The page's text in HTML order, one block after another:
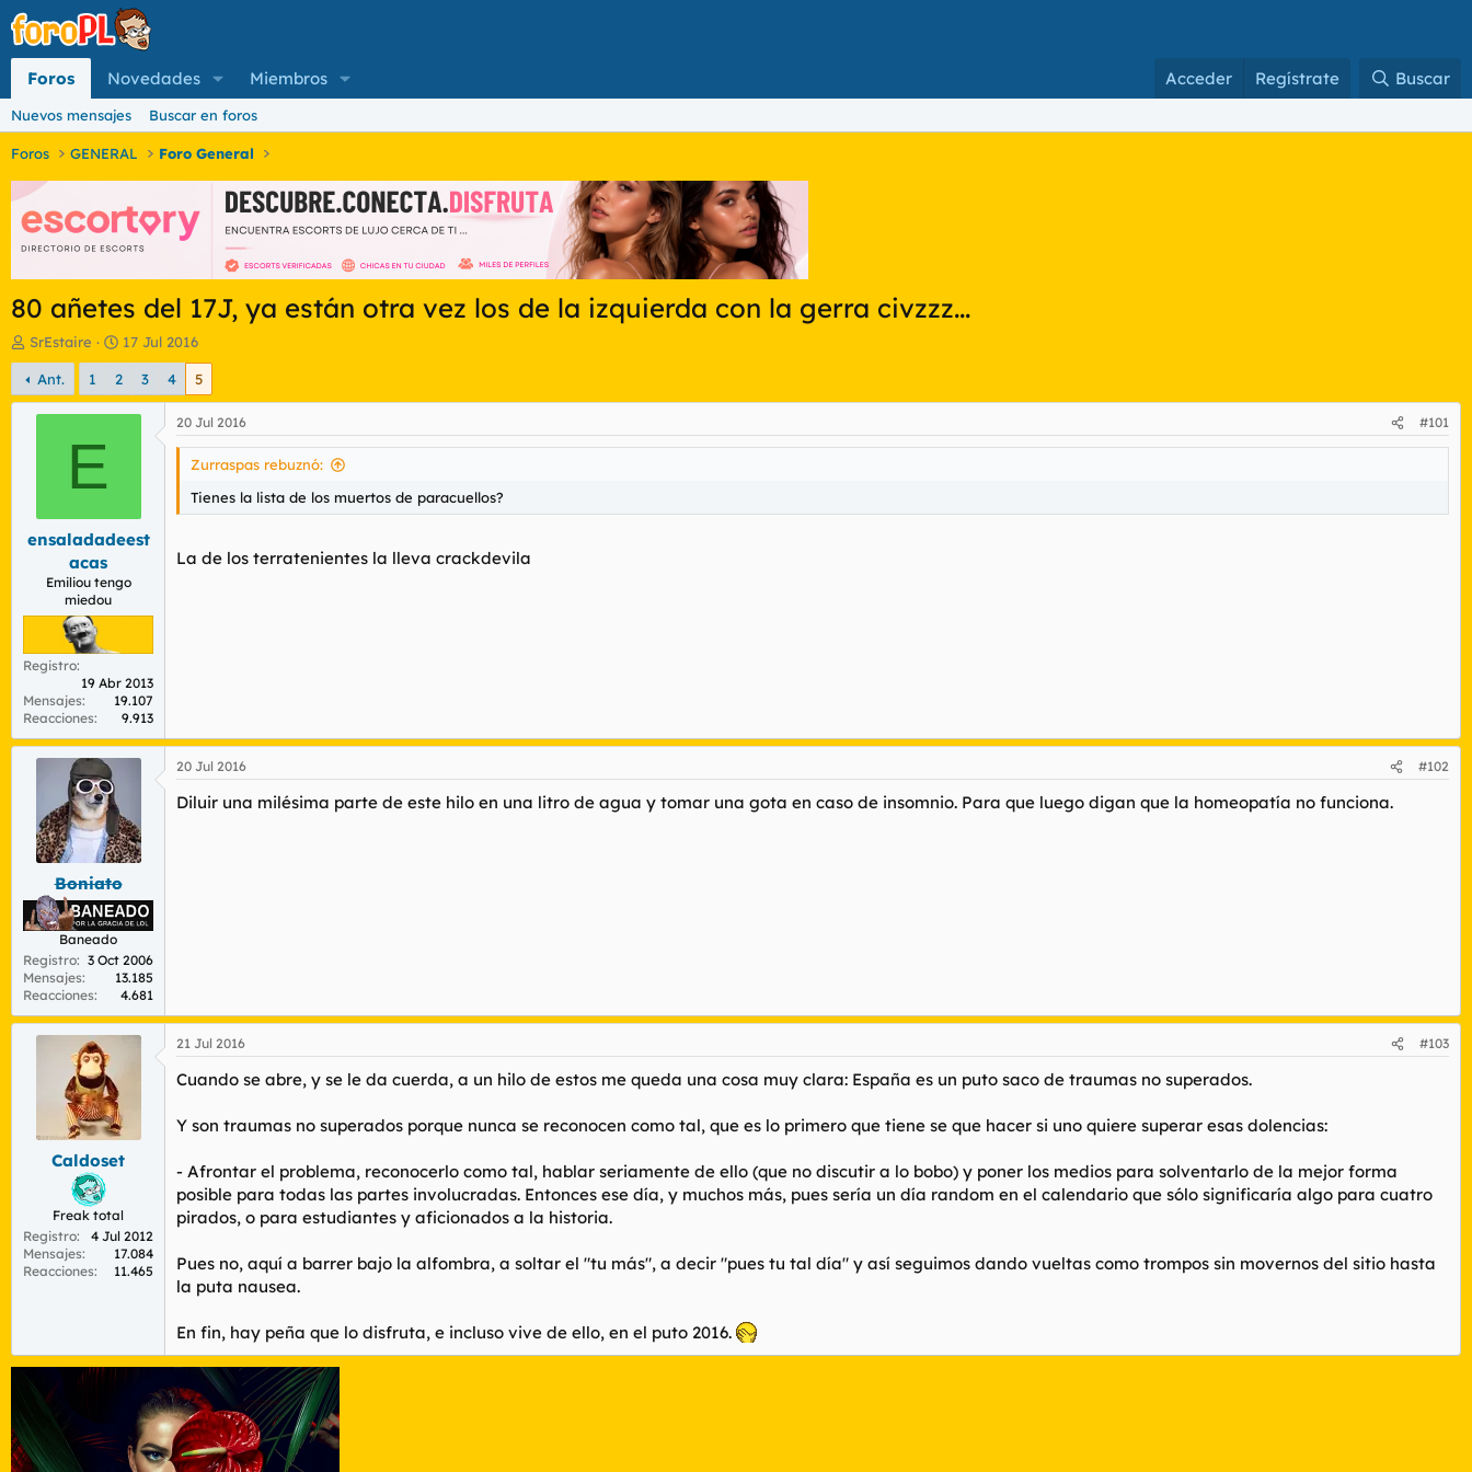
Foros Novedades Miembros Acceder Regístrate Buscar
Nuevos mensajes Buscar en foros
Foros GENERAL Foro General
80 añetes del 17J, ya están otra vez los de la izquierda con la gerra civzzz...
I
n
i
c
d
e
m
SrEstaire
F
e
c
h
a
i
c
o
17 Jul 2016
Ant. 1 2 3 4 5
E
ensaladadeest
acas
Emiliou tengo
miedou
Registro
19 Abr 2013
Mensajes
19.107
Reacciones
9.913
20 Jul 2016 #101
Zurraspas rebuznó:
Tienes la lista de los muertos de paracuellos?
La de los terratenientes la lleva crackdevila
Boniato
Baneado
Registro
3 Oct 2006
Mensajes
13.185
Reacciones
4.681
20 Jul 2016 #102
Diluir una milésima parte de este hilo en una litro de agua y tomar una gota en caso de insomnio. Para que luego digan que la homeopatía no funciona.
Caldoset
Freak total
Registro
4 Jul 2012
Mensajes
17.084
Reacciones
11.465
21 Jul 2016 #103
Cuando se abre, y se le da cuerda, a un hilo de estos me queda una cosa muy clara: España es un puto saco de traumas no superados.
Y son traumas no superados porque nunca se reconocen como tal, que es lo primero que tiene se que hacer si uno quiere superar esas dolencias:
- Afrontar el problema, reconocerlo como tal, hablar seriamente de ello (que no discutir a lo bobo) y poner los medios para solventarlo de la mejor forma
posible para todas las partes involucradas. Entonces ese día, y muchos más, pues sería un día random en el calendario que sólo significaría algo para cuatro
pirados, o para estudiantes y aficionados a la historia.
Pues no, aquí a barrer bajo la alfombra, a soltar el "tu más", a decir "pues tu tal día" y así seguimos dando vueltas como trompos sin movernos del sitio hasta
la puta nausea.
En fin, hay peña que lo disfruta, e incluso vive de ello, en el puto 2016.